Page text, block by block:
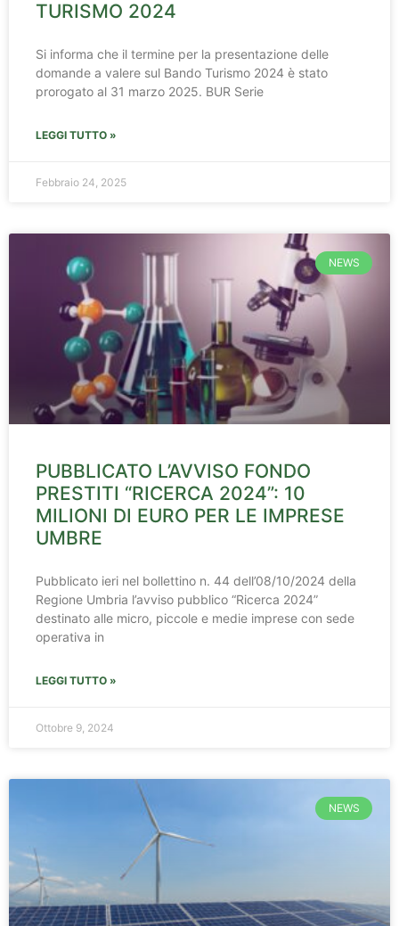
TURISMO 2024
Si informa che il termine per la presentazione delle
domande a valere sul Bando Turismo 2024 è stato
prorogato al 31 marzo 2025. BUR Serie
LEGGI TUTTO »
Febbraio 24, 2025
NEWS
PUBBLICATO L’AVVISO FONDO
PRESTITI “RICERCA 2024”: 10
MILIONI DI EURO PER LE IMPRESE
UMBRE
Pubblicato ieri nel bollettino n. 44 dell’08/10/2024 della
Regione Umbria l’avviso pubblico “Ricerca 2024”
destinato alle micro, piccole e medie imprese con sede
operativa in
LEGGI TUTTO »
Ottobre 9, 2024
NEWS